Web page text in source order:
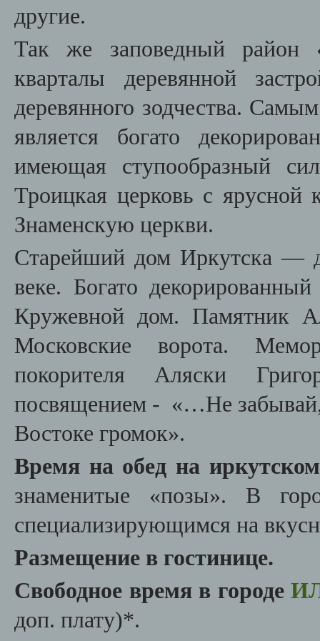
другие.
Так же заповедный район
кварталы деревянной
деревянного зодчества.
является богато
имеющая ступообразный
Троицкая церковь с ярусной
Знаменскую церкви.
Старейший дом Иркутска
веке. Богато
Кружевной дом. Памятник
Московские ворота.
покорителя Аляски
посвящением - «…Не забывай,
Востоке громок».
Время на обед на
знаменитые «позы». В
специализирующимся на
Размещение в гостинице.
Свободное время в городе
доп. плату)*.